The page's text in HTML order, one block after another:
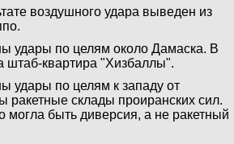
воздушного удара выведен из
удары по целям около Дамаска. В
штаб-квартира "Хизбаллы".
удары по целям к западу от
ракетные склады проиранских сил.
могла быть диверсия, а не ракетный